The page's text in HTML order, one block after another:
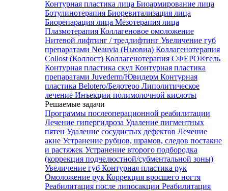
Контурная пластика лица Биоармирование лица
Ботулинотерапия Биоревитализация лица
Биорепарация лица Мезотерапия лица
Плазмотерапия Коллагеновое омоложение
Нитевой лифтинг / тредлифтинг Увеличение губ
препаратами Neauvia (Ньювиа) Коллагенотерапия
Collost (Коллост) Коллагенотерапия СФЕРО®гель
Контурная пластика скул Контурная пластика
препаратами Juvederm/Ювидерм Контурная
пластика Belotero/Белотеро Липолитическое
лечение Инъекции полимолочной кислоты
Решаемые задачи
Программы послеоперационной реабилитации
Лечение гипергидроза Удаление пигментных
пятен Удаление сосудистых дефектов Лечение
акне Устранение рубцов, шрамов, следов постакне
и растяжек Устранение второго подбородка
(коррекция подчелюстной/субментальной зоны)
Увеличение губ Контурная пластика рук
Омоложение рук Коррекция вросшего ногтя
Реабилитация после липосакции Реабилитация